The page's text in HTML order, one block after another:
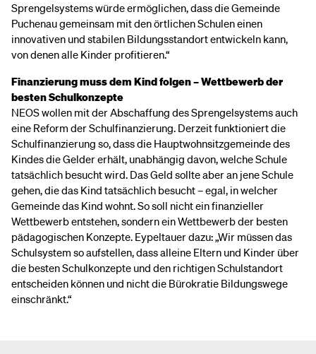
Sprengelsystems würde ermöglichen, dass die Gemeinde
Puchenau gemeinsam mit den örtlichen Schulen einen
innovativen und stabilen Bildungsstandort entwickeln kann,
von denen alle Kinder profitieren.“
Finanzierung muss dem Kind folgen – Wettbewerb der
besten Schulkonzepte
NEOS wollen mit der Abschaffung des Sprengelsystems auch
eine Reform der Schulfinanzierung. Derzeit funktioniert die
Schulfinanzierung so, dass die Hauptwohnsitzgemeinde des
Kindes die Gelder erhält, unabhängig davon, welche Schule
tatsächlich besucht wird. Das Geld sollte aber an jene Schule
gehen, die das Kind tatsächlich besucht – egal, in welcher
Gemeinde das Kind wohnt. So soll nicht ein finanzieller
Wettbewerb entstehen, sondern ein Wettbewerb der besten
pädagogischen Konzepte. Eypeltauer dazu: „Wir müssen das
Schulsystem so aufstellen, dass alleine Eltern und Kinder über
die besten Schulkonzepte und den richtigen Schulstandort
entscheiden können und nicht die Bürokratie Bildungswege
einschränkt.“